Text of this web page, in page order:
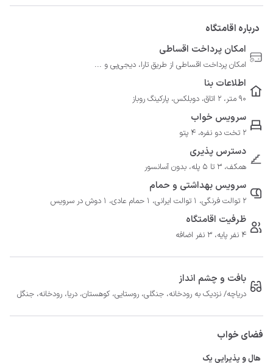
درباره اقامتگاه
امکان پرداخت اقساطی
امکان پرداخت اقساطی از طریق تارا، دیجی‌پی و ...
اطلاعات بنا
90 متر، 2 اتاق، دوبلکس، پارکینگ روباز
سرویس خواب
2 تخت دو نفره، 4 پتو
دسترس پذیری
همکف، 3 تا 5 پله، بدون آسانسور
سرویس بهداشتی و حمام
2 توالت فرنگی، 1 توالت ایرانی، 1 حمام عادی، 1 دوش در سرویس
ظرفیت اقامتگاه
4 نفر پایه، 3 نفر اضافه
بافت و چشم انداز
دریاچه/ نزدیک به رودخانه، جنگلی، روستایی، کوهستان، دریا، رودخانه، جنگل
فضای خواب
هال و پذیرایی یک